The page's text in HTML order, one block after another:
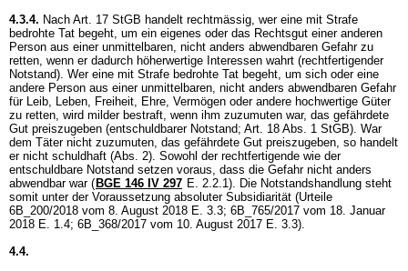
4.3.4. Nach Art. 17 StGB handelt rechtmässig, wer eine mit Strafe
bedrohte Tat begeht, um ein eigenes oder das Rechtsgut einer anderen
Person aus einer unmittelbaren, nicht anders abwendbaren Gefahr zu
retten, wenn er dadurch höherwertige Interessen wahrt (rechtfertigender
Notstand). Wer eine mit Strafe bedrohte Tat begeht, um sich oder eine
andere Person aus einer unmittelbaren, nicht anders abwendbaren Gefahr
für Leib, Leben, Freiheit, Ehre, Vermögen oder andere hochwertige Güter
zu retten, wird milder bestraft, wenn ihm zuzumuten war, das gefährdete
Gut preiszugeben (entschuldbarer Notstand; Art. 18 Abs. 1 StGB). War
dem Täter nicht zuzumuten, das gefährdete Gut preiszugeben, so handelt
er nicht schuldhaft (Abs. 2). Sowohl der rechtfertigende wie der
entschuldbare Notstand setzen voraus, dass die Gefahr nicht anders
abwendbar war ( BGE 146 IV 297 E. 2.2.1). Die Notstandshandlung steht
somit unter der Voraussetzung absoluter Subsidiarität (Urteile
6B_200/2018 vom 8. August 2018 E. 3.3; 6B_765/2017 vom 18. Januar
2018 E. 1.4; 6B_368/2017 vom 10. August 2017 E. 3.3).
4.4.